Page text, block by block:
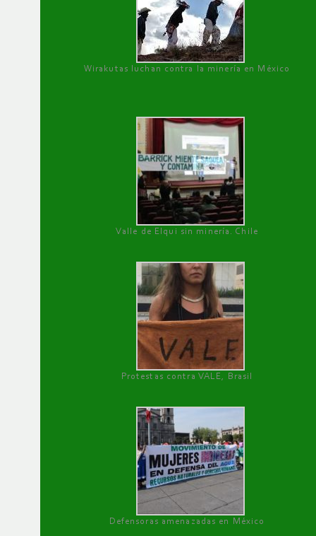
Wirakutas luchan contra la minería en México
Valle de Elqui sin minería. Chile
Protestas contra VALE, Brasil
Defensoras amenazadas en México